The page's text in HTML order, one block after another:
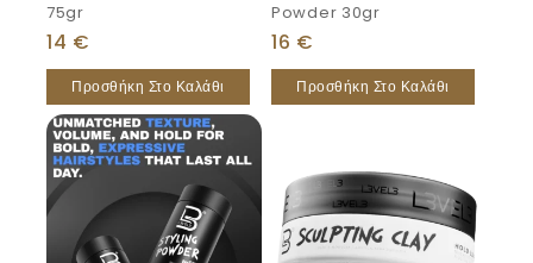
75gr
14 €
Προσθήκη Στο Καλάθι
Powder 30gr
16 €
Προσθήκη Στο Καλάθι